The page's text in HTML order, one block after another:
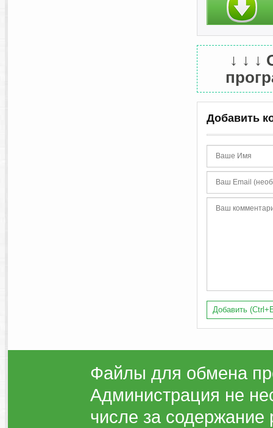
↓ ↓ ↓
Добавить
Добавить
Файлы для обмена
Администрация не
числе за